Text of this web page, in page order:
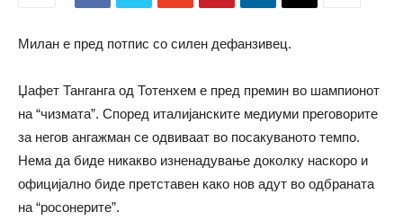
Милан е пред потпис со силен дефанзивец.
Џафет Танганга од Тотенхем е пред премин во шампионот
на “чизмата”. Според италијанските медиуми преговорите
за негов ангажман се одвиваат во посакуваното темпо.
Нема да биде никакво изненадување доколку наскоро и
официјално биде претставен како нов адут во одбраната
на “росонерите”.